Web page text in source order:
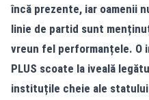
încă prezente, iar oamenii
linie de partid sunt
vreun fel performanțele. O
PLUS scoate la iveală
instituțile cheie ale statului